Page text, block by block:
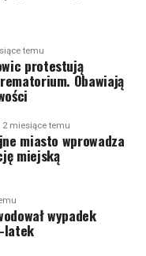
temu
protestują
Obawiają
2 miesiące temu
miasto wprowadza
miejską
wypadek
latek